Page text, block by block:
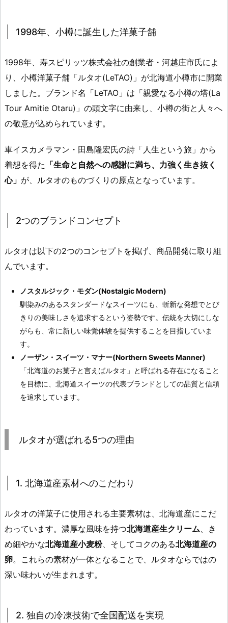
1998年、小樽に誕生した洋菓子舗
1998年、寿スピリッツ株式会社の創業者・河越庄市氏によ
り、小樽洋菓子舗「ルタオ(LeTAO)」が北海道小樽市に開業
しました。ブランド名「LeTAO」は「親愛なる小樽の塔(La
Tour Amitie Otaru)」の頭文字に由来し、小樽の街と人々へ
の敬意が込められています。
車イスカメラマン・田島隆宏氏の詩「人生という旅」から
着想を得た 「生命と自然への感謝に満ち、力強く生き抜く
心」 が、ルタオのものづくりの原点となっています。
2つのブランドコンセプト
ルタオは以下の2つのコンセプトを掲げ、商品開発に取り組
んでいます。
ノスタルジック・モダン(Nostalgic Modern)
馴染みのあるスタンダードなスイーツにも、斬新な発想でとび
きりの美味しさを追求するという姿勢です。伝統を大切にしな
がらも、常に新しい味覚体験を提供することを目指していま
す。
ノーザン・スイーツ・マナー(Northern Sweets Manner)
「北海道のお菓子と言えばルタオ」と呼ばれる存在になること
を目標に、北海道スイーツの代表ブランドとしての品質と信頼
を追求しています。
ルタオが選ばれる5つの理由
1. 北海道産素材へのこだわり
ルタオの洋菓子に使用される主要素材は、北海道産にこだ
わっています。濃厚な風味を持つ北海道産生クリーム 、き
め細やかな北海道産小麦粉、そしてコクのある北海道産の
卵。これらの素材が一体となることで、ルタオならではの
深い味わいが生まれます。
2. 独自の冷凍技術で全国配送を実現